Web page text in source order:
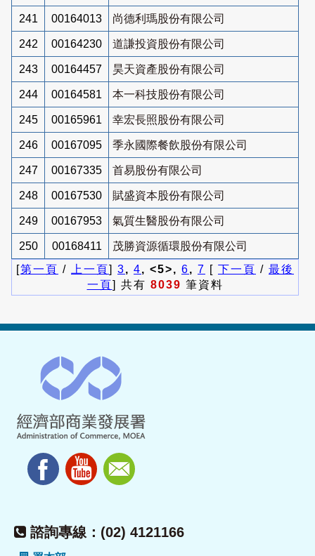
241 00164013 尚德利瑪股份有限公司
242 00164230 道謙投資股份有限公司
243 00164457 昊天資產股份有限公司
244 00164581 本一科技股份有限公司
245 00165961 幸宏長照股份有限公司
246 00167095 季永國際餐飲股份有限公司
247 00167335 首易股份有限公司
248 00167530 賦盛資本股份有限公司
249 00167953 氣質生醫股份有限公司
250 00168411
茂勝資源循環股份有限公司
[第一頁 / 上一頁] 3, 4, <5>, 6, 7 [ 下一頁 / 最後
一頁] 共有 8039 筆資料
諮詢專線：(02) 4121166